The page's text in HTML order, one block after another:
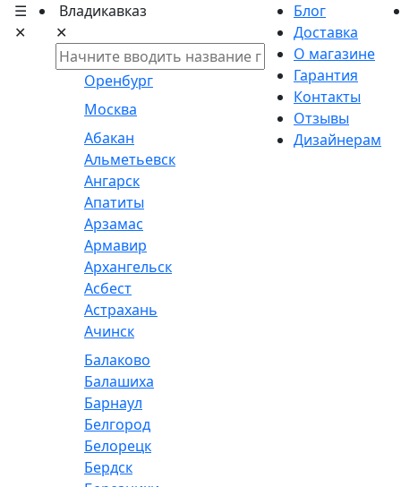
☰
✕
Владикавказ
✕
Оренбург
Москва
Абакан
Альметьевск
Ангарск
Апатиты
Арзамас
Армавир
Архангельск
Асбест
Астрахань
Ачинск
Балаково
Балашиха
Барнаул
Белгород
Белорецк
Бердск
Блог
Доставка
О магазине
Гарантия
Контакты
Отзывы
Дизайнерам